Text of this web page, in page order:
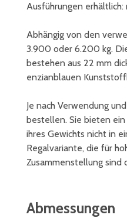
Ausführungen
Abhängig von den
3.900 oder 6.200 kg.
bestehen aus 22 mm
enzianblauen
Je nach Verwendung
bestellen. Sie bieten ein
ihres Gewichts nicht in
Regalvariante, die für
Zusammenstellung sind
Abmessungen